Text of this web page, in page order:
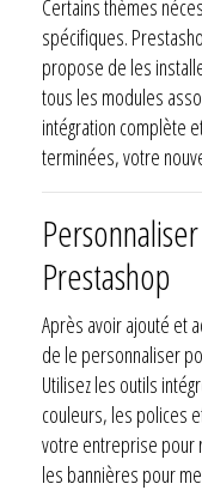
Certains thèmes
spécifiques.
propose de les
tous les modules
intégration complète
terminées, votre
Prestashop
Après avoir ajouté et
de le personnaliser
Utilisez les outils
couleurs, les polices
votre entreprise pour
les bannières pour